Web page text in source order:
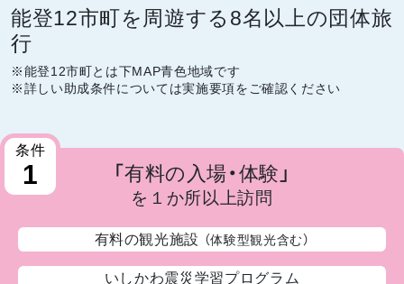
能登12市町を周遊する8名以上の団体旅
行
※能登12市町とは下MAP青色地域です
※詳しい助成条件については実施要項をご確認ください
条件
1 「有料の入場・体験」
を１か所以上訪問
有料の観光施設 （体験型観光含む）
いしかわ震災学習プログラム